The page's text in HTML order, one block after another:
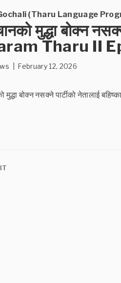
(Tharu Language
मुद्धा बोक्न
Tharu II
| February 12, 2026
मुद्धा बोक्न नसक्ने पार्टीको नेतालाई